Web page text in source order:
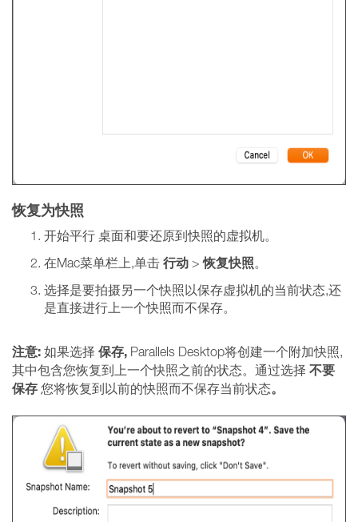
恢复为快照
开始平行 桌面和要还原到快照的虚拟机。
在Mac菜单栏上,单击 行动 >恢复快照。
选择是要拍摄另一个快照以保存虚拟机的当前状态,还
是直接进行上一个快照而不保存。
注意: 如果选择 保存, Parallels Desktop将创建一个附加快照,
其中包含您恢复到上一个快照之前的状态。通过选择 不要
保存 您将恢复到以前的快照而不保存当前状态。